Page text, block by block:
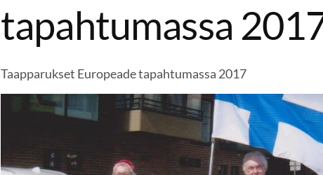
tapahtumassa
Taapparukset Europeade tapahtumassa 2017